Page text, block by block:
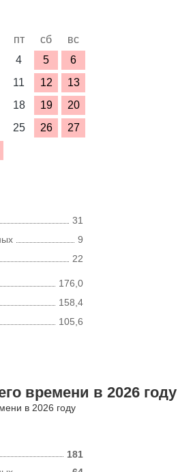
пт сб
вс
4 5
6
11 12
13
18 19
20
25 26
27
31
9
22
176,0
158,4
105,6
времени в 2026 году
в 2026 году
181